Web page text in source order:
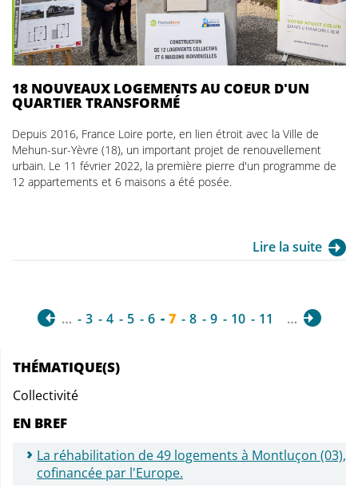
18 NOUVEAUX LOGEMENTS AU COEUR D'UN
QUARTIER TRANSFORMÉ
Depuis 2016, France Loire porte, en lien étroit avec la Ville de
Mehun-sur-Yèvre (18), un important projet de renouvellement
urbain. Le 11 février 2022, la première pierre d'un programme de
12 appartements et 6 maisons a été posée.
Lire la suite
… 3 4 5 6 7 8 9 10 11 …
THÉMATIQUE(S)
Collectivité
EN BREF
La réhabilitation de 49 logements à Montluçon (03),
cofinancée par l'Europe.